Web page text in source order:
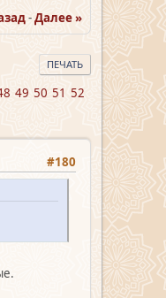
-Далее »
ПЕЧАТЬ
49 50 51 52
#180